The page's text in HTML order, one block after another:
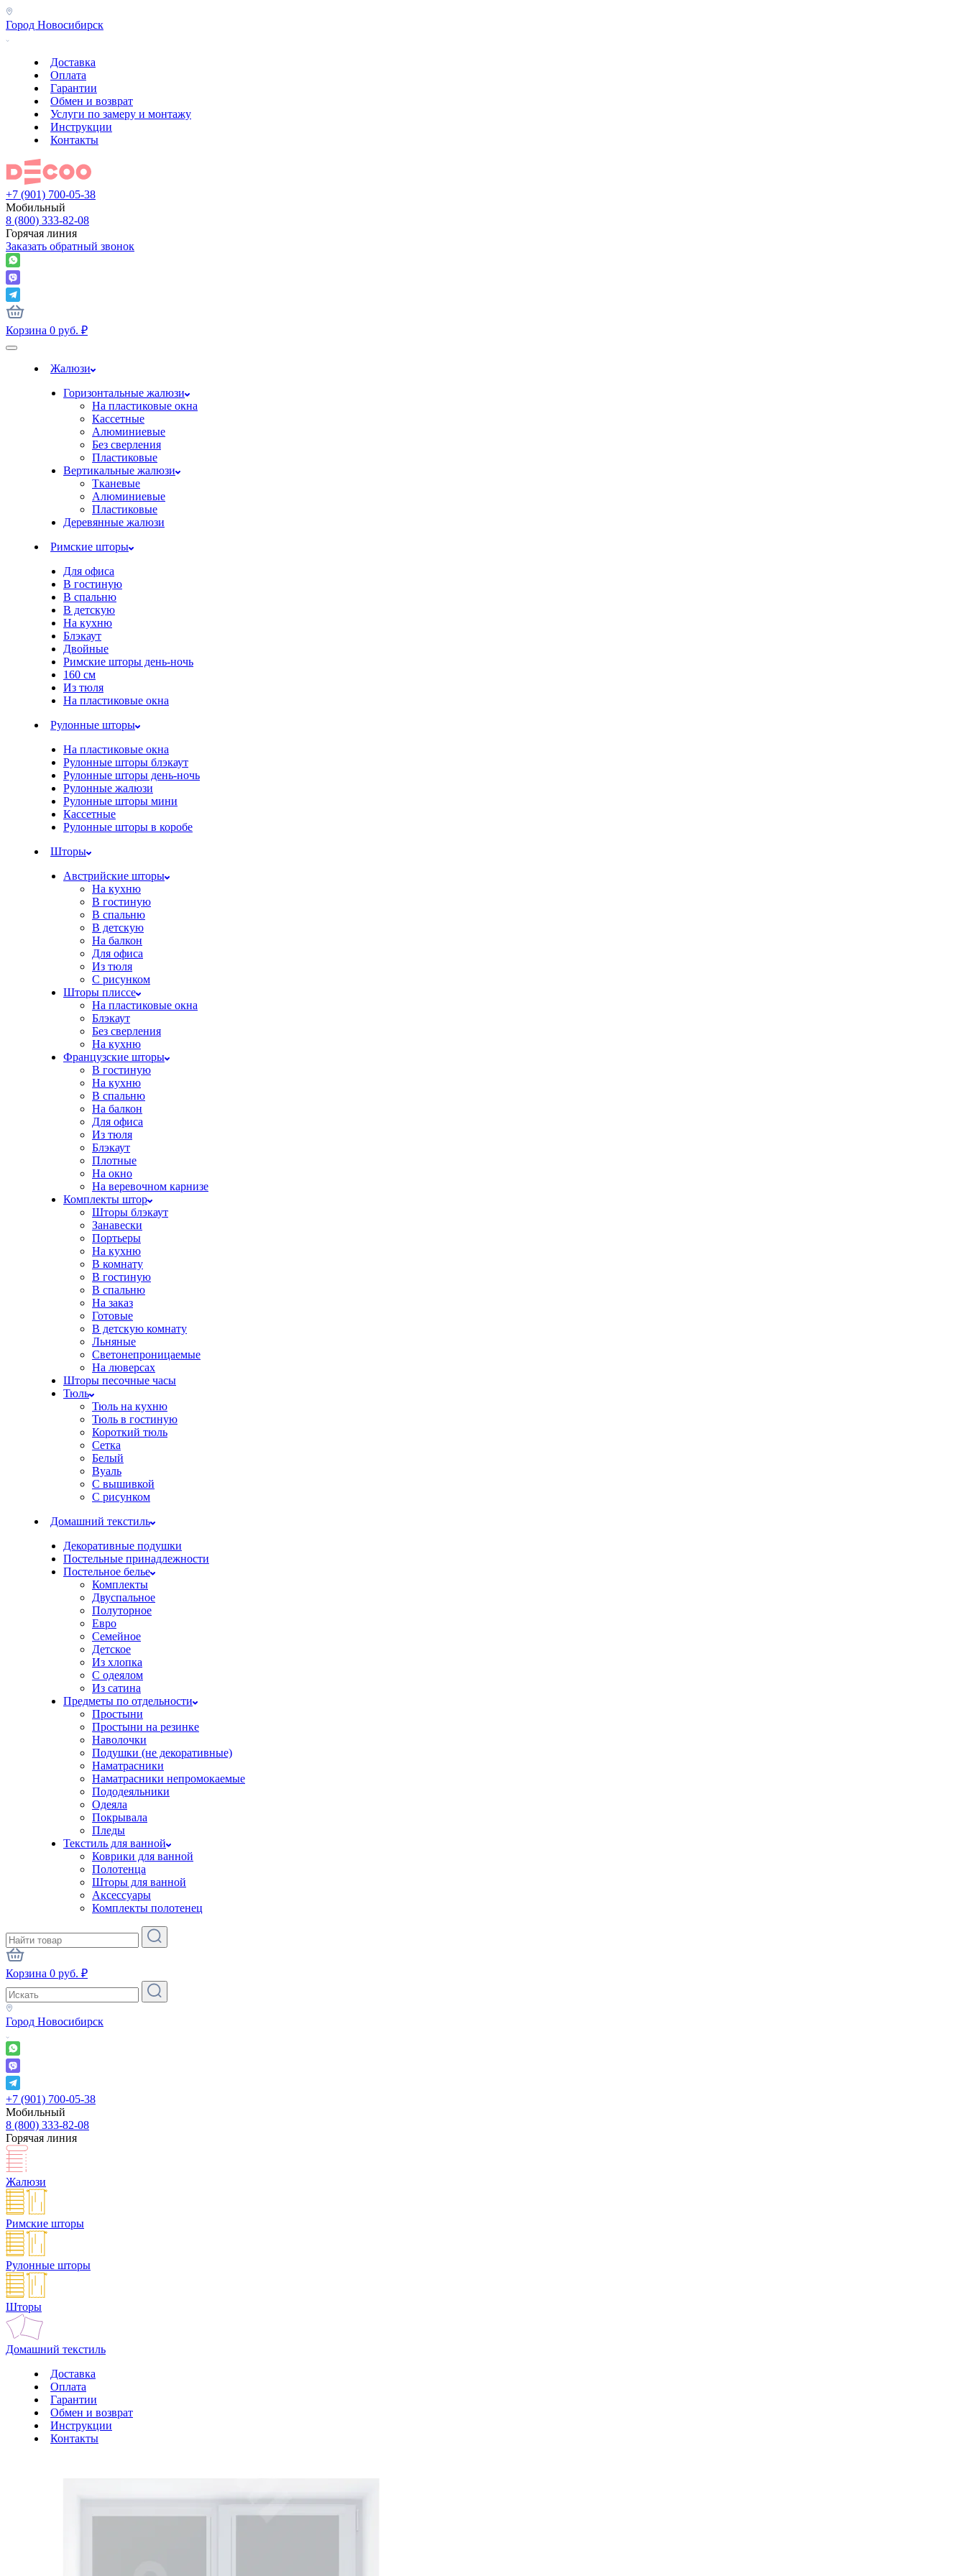
Город Новосибирск
Доставка
Оплата
Гарантии
Обмен и возврат
Услуги по замеру и монтажу
Инструкции
Контакты
+7 (901) 700-05-38
Мобильный
8 (800) 333-82-08
Горячая линия
Заказать обратный звонок
Корзина 0 руб. ₽
Жалюзи
Горизонтальные жалюзи
На пластиковые окна
Кассетные
Алюминиевые
Без сверления
Пластиковые
Вертикальные жалюзи
Тканевые
Алюминиевые
Пластиковые
Деревянные жалюзи
Римские шторы
Для офиса
В гостиную
В спальню
В детскую
На кухню
Блэкаут
Двойные
Римские шторы день-ночь
160 см
Из тюля
На пластиковые окна
Рулонные шторы
На пластиковые окна
Рулонные шторы блэкаут
Рулонные шторы день-ночь
Рулонные жалюзи
Рулонные шторы мини
Кассетные
Рулонные шторы в коробе
Шторы
Австрийские шторы
На кухню
В гостиную
В спальню
В детскую
На балкон
Для офиса
Из тюля
С рисунком
Шторы плиссе
На пластиковые окна
Блэкаут
Без сверления
На кухню
Французские шторы
В гостиную
На кухню
В спальню
На балкон
Для офиса
Из тюля
Блэкаут
Плотные
На окно
На веревочном карнизе
Комплекты штор
Шторы блэкаут
Занавески
Портьеры
На кухню
В комнату
В гостиную
В спальню
На заказ
Готовые
В детскую комнату
Льняные
Светонепроницаемые
На люверсах
Шторы песочные часы
Тюль
Тюль на кухню
Тюль в гостиную
Короткий тюль
Сетка
Белый
Вуаль
С вышивкой
С рисунком
Домашний текстиль
Декоративные подушки
Постельные принадлежности
Постельное белье
Комплекты
Двуспальное
Полуторное
Евро
Семейное
Детское
Из хлопка
С одеялом
Из сатина
Предметы по отдельности
Простыни
Простыни на резинке
Наволочки
Подушки (не декоративные)
Наматрасники
Наматрасники непромокаемые
Пододеяльники
Одеяла
Покрывала
Пледы
Текстиль для ванной
Коврики для ванной
Полотенца
Шторы для ванной
Аксессуары
Комплекты полотенец
Корзина 0 руб. ₽
Город Новосибирск
+7 (901) 700-05-38
Мобильный
8 (800) 333-82-08
Горячая линия
Жалюзи
Римские шторы
Рулонные шторы
Шторы
Домашний текстиль
Доставка
Оплата
Гарантии
Обмен и возврат
Инструкции
Контакты